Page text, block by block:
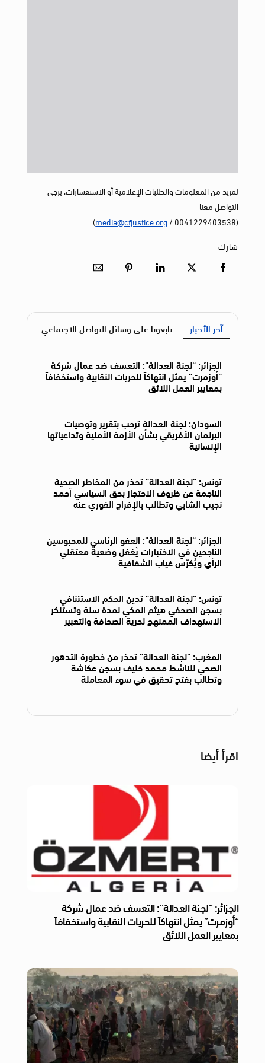
لمزيد من المعلومات والطلبات الإعلامية أو الاستفسارات، يرجى
التواصل معنا
(0041229403538 /
media@cfjustice.org
)
شارك
آخر الأخبار تابعونا على وسائل التواصل الاجتماعي
الجزائر: “لجنة العدالة”: التعسف ضد عمال شركة
“أوزمرت” يمثل انتهاكاً للحريات النقابية واستخفافاً
بمعايير العمل اللائق
السودان: لجنة العدالة ترحب بتقرير وتوصيات
البرلمان الأفريقي بشأن الأزمة الأمنية وتداعياتها
الإنسانية
تونس: “لجنة العدالة” تحذر من المخاطر الصحية
الناجمة عن ظروف الاحتجاز بحق السياسي أحمد
نجيب الشابي وتطالب بالإفراج الفوري عنه
الجزائر: “لجنة العدالة”: العفو الرئاسي للمحبوسين
الناجحين في الاختبارات يُغفل وضعية معتقلي
الرأي ويُكرّس غياب الشفافية
تونس: “لجنة العدالة” تدين الحكم الاستئنافي
بسجن الصحفي هيثم المكي لمدة سنة وتستنكر
الاستهداف الممنهج لحرية الصحافة والتعبير
المغرب: “لجنة العدالة” تحذر من خطورة التدهور
الصحي للناشط محمد خليف بسجن عكاشة
وتطالب بفتح تحقيق في سوء المعاملة
اقرأ أيضا
الجزائر: “لجنة العدالة”: التعسف ضد عمال شركة
“أوزمرت” يمثل انتهاكاً للحريات النقابية واستخفافاً
بمعايير العمل اللائق